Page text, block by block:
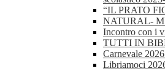
“IL PRATO
NATURAL-
Incontro con i
TUTTI IN
Carnevale
Libriamoci